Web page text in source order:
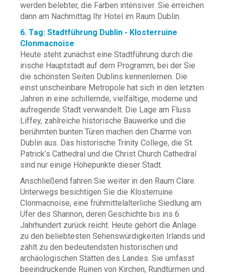
werden belebter, die Farben intensiver. Sie erreichen
dann am Nachmittag Ihr Hotel im Raum Dublin.
6. Tag: Stadtführung Dublin - Klosterruine
Clonmacnoise
Heute steht zunächst eine Stadtführung durch die
irische Hauptstadt auf dem Programm, bei der Sie
die schönsten Seiten Dublins kennenlernen. Die
einst unscheinbare Metropole hat sich in den letzten
Jahren in eine schillernde, vielfältige, moderne und
aufregende Stadt verwandelt. Die Lage am Fluss
Liffey, zahlreiche historische Bauwerke und die
berühmten bunten Türen machen den Charme von
Dublin aus. Das historische Trinity College, die St.
Patrick’s Cathedral und die Christ Church Cathedral
sind nur einige Höhepunkte dieser Stadt.
Anschließend fahren Sie weiter in den Raum Clare.
Unterwegs besichtigen Sie die Klosterruine
Clonmacnoise, eine frühmittelalterliche Siedlung am
Ufer des Shannon, deren Geschichte bis ins 6.
Jahrhundert zurück reicht. Heute gehört die Anlage
zu den beliebtesten Sehenswürdigkeiten Irlands und
zählt zu den bedeutendsten historischen und
archäologischen Stätten des Landes. Sie umfasst
beeindruckende Ruinen von Kirchen, Rundtürmen und